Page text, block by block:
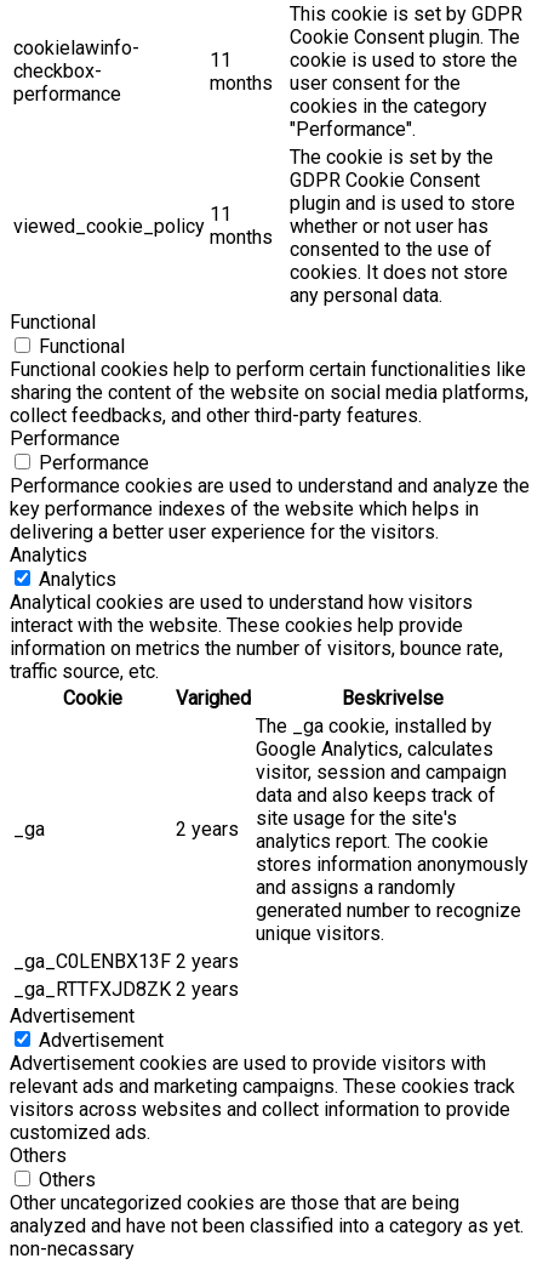
cookielawinfo-
checkbox-
performance
11
months
This cookie is set by GDPR
Cookie Consent plugin. The
cookie is used to store the
user consent for the
cookies in the category
"Performance".
viewed_cookie_policy
11
months
The cookie is set by the
GDPR Cookie Consent
plugin and is used to store
whether or not user has
consented to the use of
cookies. It does not store
any personal data.
Functional
Functional
Functional cookies help to perform certain functionalities like
sharing the content of the website on social media platforms,
collect feedbacks, and other third-party features.
Performance
Performance
Performance cookies are used to understand and analyze the
key performance indexes of the website which helps in
delivering a better user experience for the visitors.
Analytics
Analytics
Analytical cookies are used to understand how visitors
interact with the website. These cookies help provide
information on metrics the number of visitors, bounce rate,
traffic source, etc.
Cookie
Varighed Beskrivelse
_ga 2 years
The _ga cookie, installed by
Google Analytics, calculates
visitor, session and campaign
data and also keeps track of
site usage for the site's
analytics report. The cookie
stores information anonymously
and assigns a randomly
generated number to recognize
unique visitors.
_ga_C0LENBX13F 2 years
_ga_RTTFXJD8ZK 2 years
Advertisement
Advertisement
Advertisement cookies are used to provide visitors with
relevant ads and marketing campaigns. These cookies track
visitors across websites and collect information to provide
customized ads.
Others
Others
Other uncategorized cookies are those that are being
analyzed and have not been classified into a category as yet.
non-necassary